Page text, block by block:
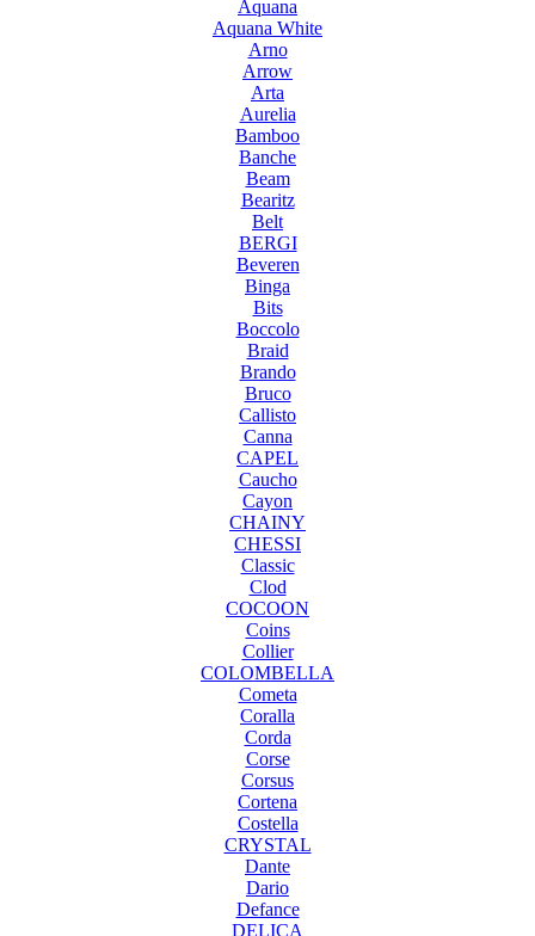
Aquana
Aquana White
Arno
Arrow
Arta
Aurelia
Bamboo
Banche
Beam
Bearitz
Belt
BERGI
Beveren
Binga
Bits
Boccolo
Braid
Brando
Bruco
Callisto
Canna
CAPEL
Caucho
Cayon
CHAINY
CHESSI
Classic
Clod
COCOON
Coins
Collier
COLOMBELLA
Cometa
Coralla
Corda
Corse
Corsus
Cortena
Costella
CRYSTAL
Dante
Dario
Defance
DELICA